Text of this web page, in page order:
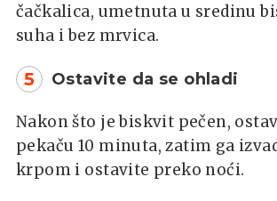
čačkalica, umetnuta u sredinu
suha i bez mrvica.
5 Ostavite da se ohladi
Nakon što je biskvit pečen,
pekaču 10 minuta, zatim ga
krpom i ostavite preko noći.